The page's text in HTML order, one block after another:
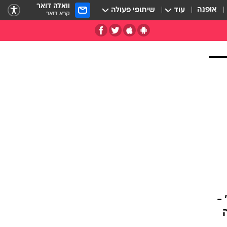
אופנה עוד שיתופי פעולה וואלה דואר
קרא דואר